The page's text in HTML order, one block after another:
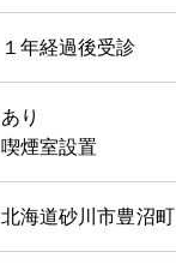
１年経過後受診
あり
喫煙室設置
北海道砂川市豊沼町